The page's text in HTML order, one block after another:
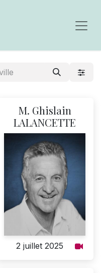
M. Ghislain
LALANCETTE
2 juillet 2025